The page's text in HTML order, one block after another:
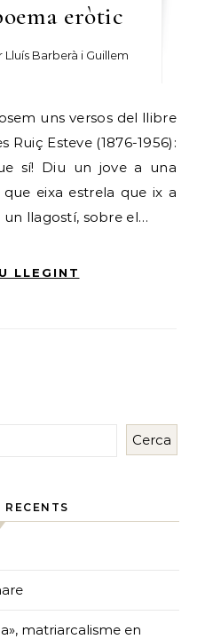
eròtic
Lluís Barberà i Guillem
Ruiç Esteve (1876-1956):
sí! Diu un jove a una
eixa estrela que ix a
llagostí, sobre el…
LLEGINT
Cerca
RECENTS
matriarcalisme en